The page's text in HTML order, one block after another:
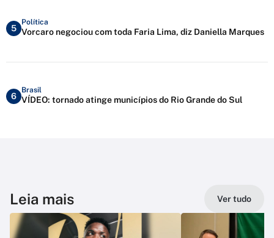
5
Política
Vorcaro negociou com toda Faria Lima, diz Daniella Marques
6
Brasil
VÍDEO: tornado atinge municípios do Rio Grande do Sul
Leia mais Ver tudo